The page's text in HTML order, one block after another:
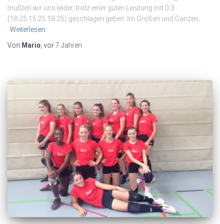
mußten wir uns leider, trotz einer guten Leistung mit 0:3
(18:25.15:25.18:25) geschlagen geben. Im Großen und Ganzen,
Weiterlesen
Von Mario , vor7 Jahren